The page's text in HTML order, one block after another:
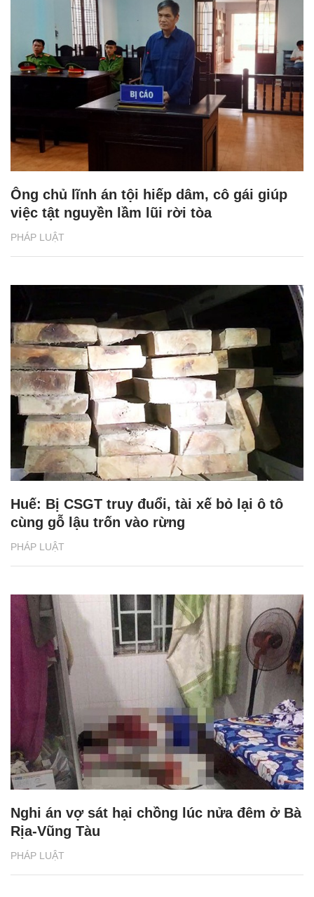
PHÁP LUẬT
Ông chủ lĩnh án tội hiếp dâm, cô gái giúp
việc tật nguyền lầm lũi rời tòa
PHÁP LUẬT
Huế: Bị CSGT truy đuổi, tài xế bỏ lại ô tô
cùng gỗ lậu trốn vào rừng
PHÁP LUẬT
Nghi án vợ sát hại chồng lúc nửa đêm ở Bà
Rịa-Vũng Tàu